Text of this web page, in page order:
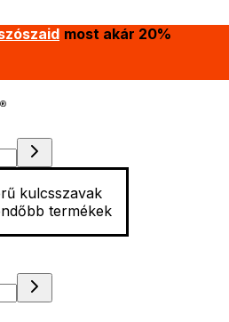
most akár 20%
kulcsszavak
termékek